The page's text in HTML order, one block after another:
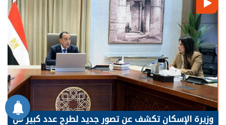
الرئيس السيسي: توقف الأنشطة في قطاع الطاقة